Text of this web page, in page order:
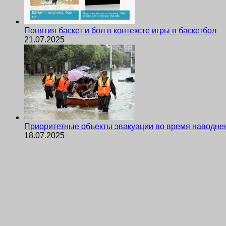
Понятия баскет и бол в контексте игры в баскетбол
21.07.2025
Приоритетные объекты эвакуации во время
18.07.2025